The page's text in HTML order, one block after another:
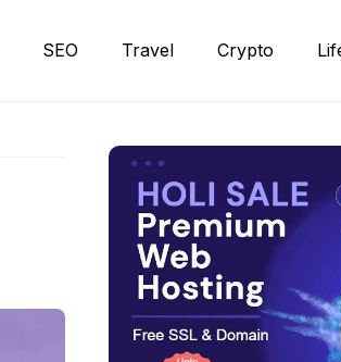
SEO Travel Crypto